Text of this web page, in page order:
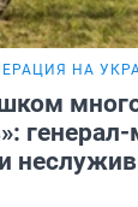
НА